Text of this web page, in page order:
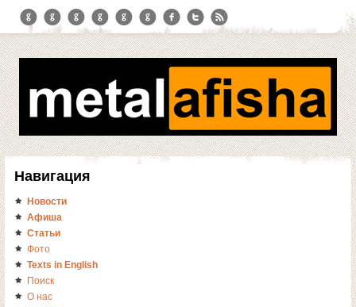
Навигация
Новости
Афиша
Статьи
Фото
Texts in English
Поиск
О нас